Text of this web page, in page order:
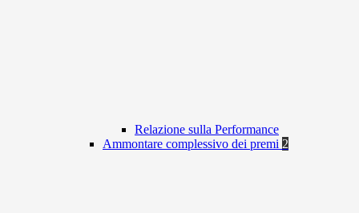
Relazione sulla Performance
Ammontare complessivo dei premi 2